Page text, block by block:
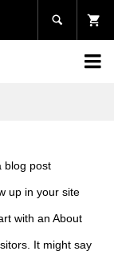


blog post
up in your site
with an About
It might say